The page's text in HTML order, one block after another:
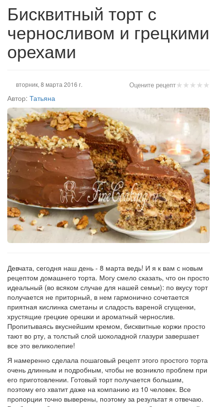
Бисквитный торт с
черносливом и грецкими
орехами
★★★★★
Оцените рецепт
вторник, 8 марта 2016 г.
Автор: Татьяна
Девчата, сегодня наш день - 8 марта ведь! И я к вам с новым
рецептом домашнего торта. Могу смело сказать, что он просто
идеальный (во всяком случае для нашей семьи): по вкусу торт
получается не приторный, в нем гармонично сочетается
приятная кислинка сметаны и сладость вареной сгущенки,
хрустящие грецкие орешки и ароматный чернослив.
Пропитываясь вкуснейшим кремом, бисквитные коржи просто
тают во рту, а толстый слой шоколадной глазури завершает
все это великолепие!
Я намеренно сделала пошаговый рецепт этого простого торта
очень длинным и подробным, чтобы не возникло проблем при
его приготовлении. Готовый торт получается большим,
поэтому его хватит даже на компанию из 10 человек. Все
пропорции точно выверены, поэтому за результат я отвечаю.